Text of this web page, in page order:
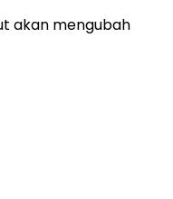
akan mengubah